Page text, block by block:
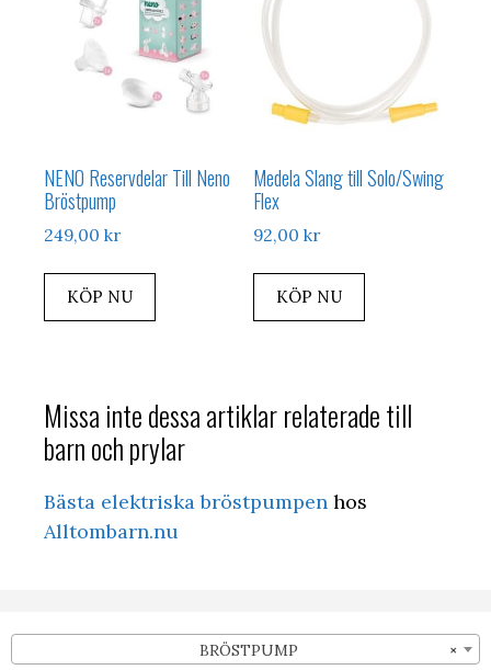
NENO Reservdelar Till Neno
Bröstpump
249,00 kr
KÖP NU
Medela Slang till Solo/Swing
Flex
92,00kr
KÖP NU
Missa inte dessa artiklar relaterade till
barn och prylar
Bästa elektriska bröstpumpen hos
Alltombarn.nu
×
BRÖSTPUMP